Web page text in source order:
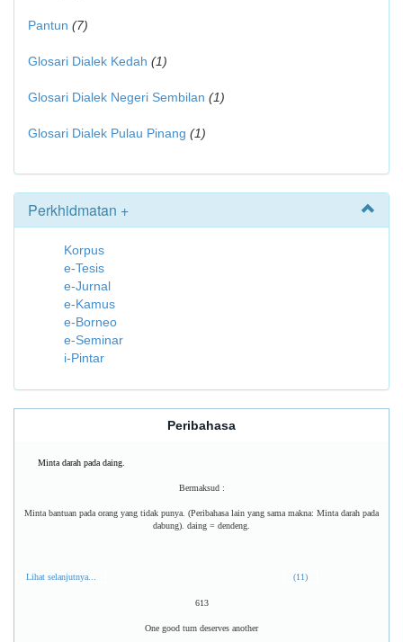
Pantun (7)
Glosari Dialek Kedah (1)
Glosari Dialek Negeri Sembilan (1)
Glosari Dialek Pulau Pinang (1)
Perkhidmatan +
Korpus
e-Tesis
e-Jurnal
e-Kamus
e-Borneo
e-Seminar
i-Pintar
Peribahasa
Minta darah pada daing.
Bermaksud :
Minta bantuan pada orang yang tidak punya. (Peribahasa lain yang sama makna: Minta darah pada
dabung). daing = dendeng.
Lihat selanjutnya... (11)
613
One good turn deserves another